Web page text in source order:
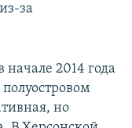
за
2014 года
но